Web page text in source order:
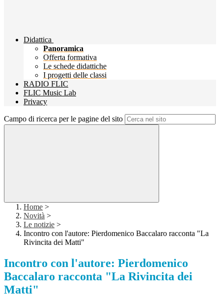
Didattica
Panoramica
Offerta formativa
Le schede didattiche
I progetti delle classi
RADIO FLIC
FLIC Music Lab
Privacy
Campo di ricerca per le pagine del sito
Home >
Novità >
Le notizie >
Incontro con l'autore: Pierdomenico Baccalaro racconta "La
Rivincita dei Matti"
Incontro con l'autore: Pierdomenico
Baccalaro racconta "La Rivincita dei
Matti"